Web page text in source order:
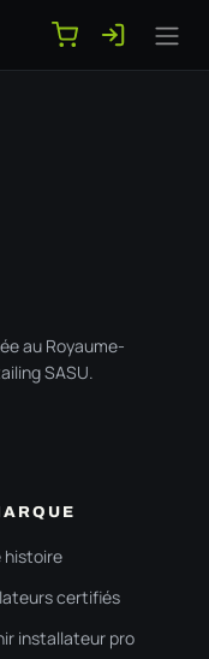
au Royaume-
SASU.
histoire
certifiés
installateur pro